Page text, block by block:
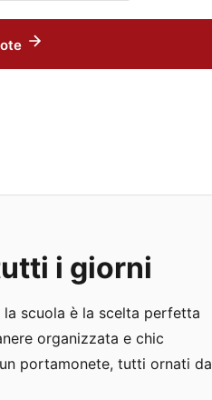
i giorni
scuola è la scelta perfetta
organizzata e chic
portamonete, tutti ornati da